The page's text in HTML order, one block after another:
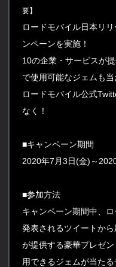
要】
ロードモバイル日本リ
ンペーンを実施！
10の企業・サービスが
で使用可能なジェムも
ロードモバイル公式
なく！
■キャンペーン期間
2020年7月3日(金)～
■参加方法
キャンペーン期間中、
発表されるツイートか
が提供する豪華プレゼ
用できるジェムが当た